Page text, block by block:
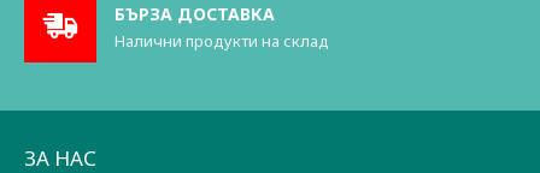
БЪРЗА ДОСТАВКА
Налични продукти на склад
ЗА НАС